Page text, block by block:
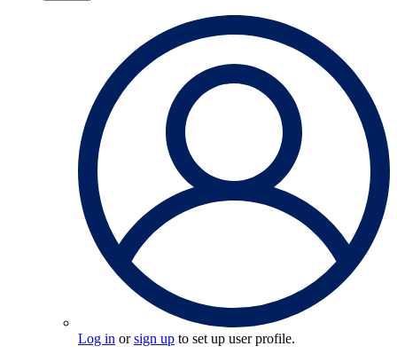
Log in orsign up to set up user profile.